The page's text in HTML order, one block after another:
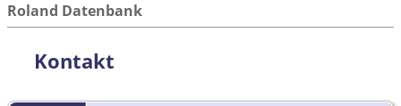
Roland Datenbank
Kontakt